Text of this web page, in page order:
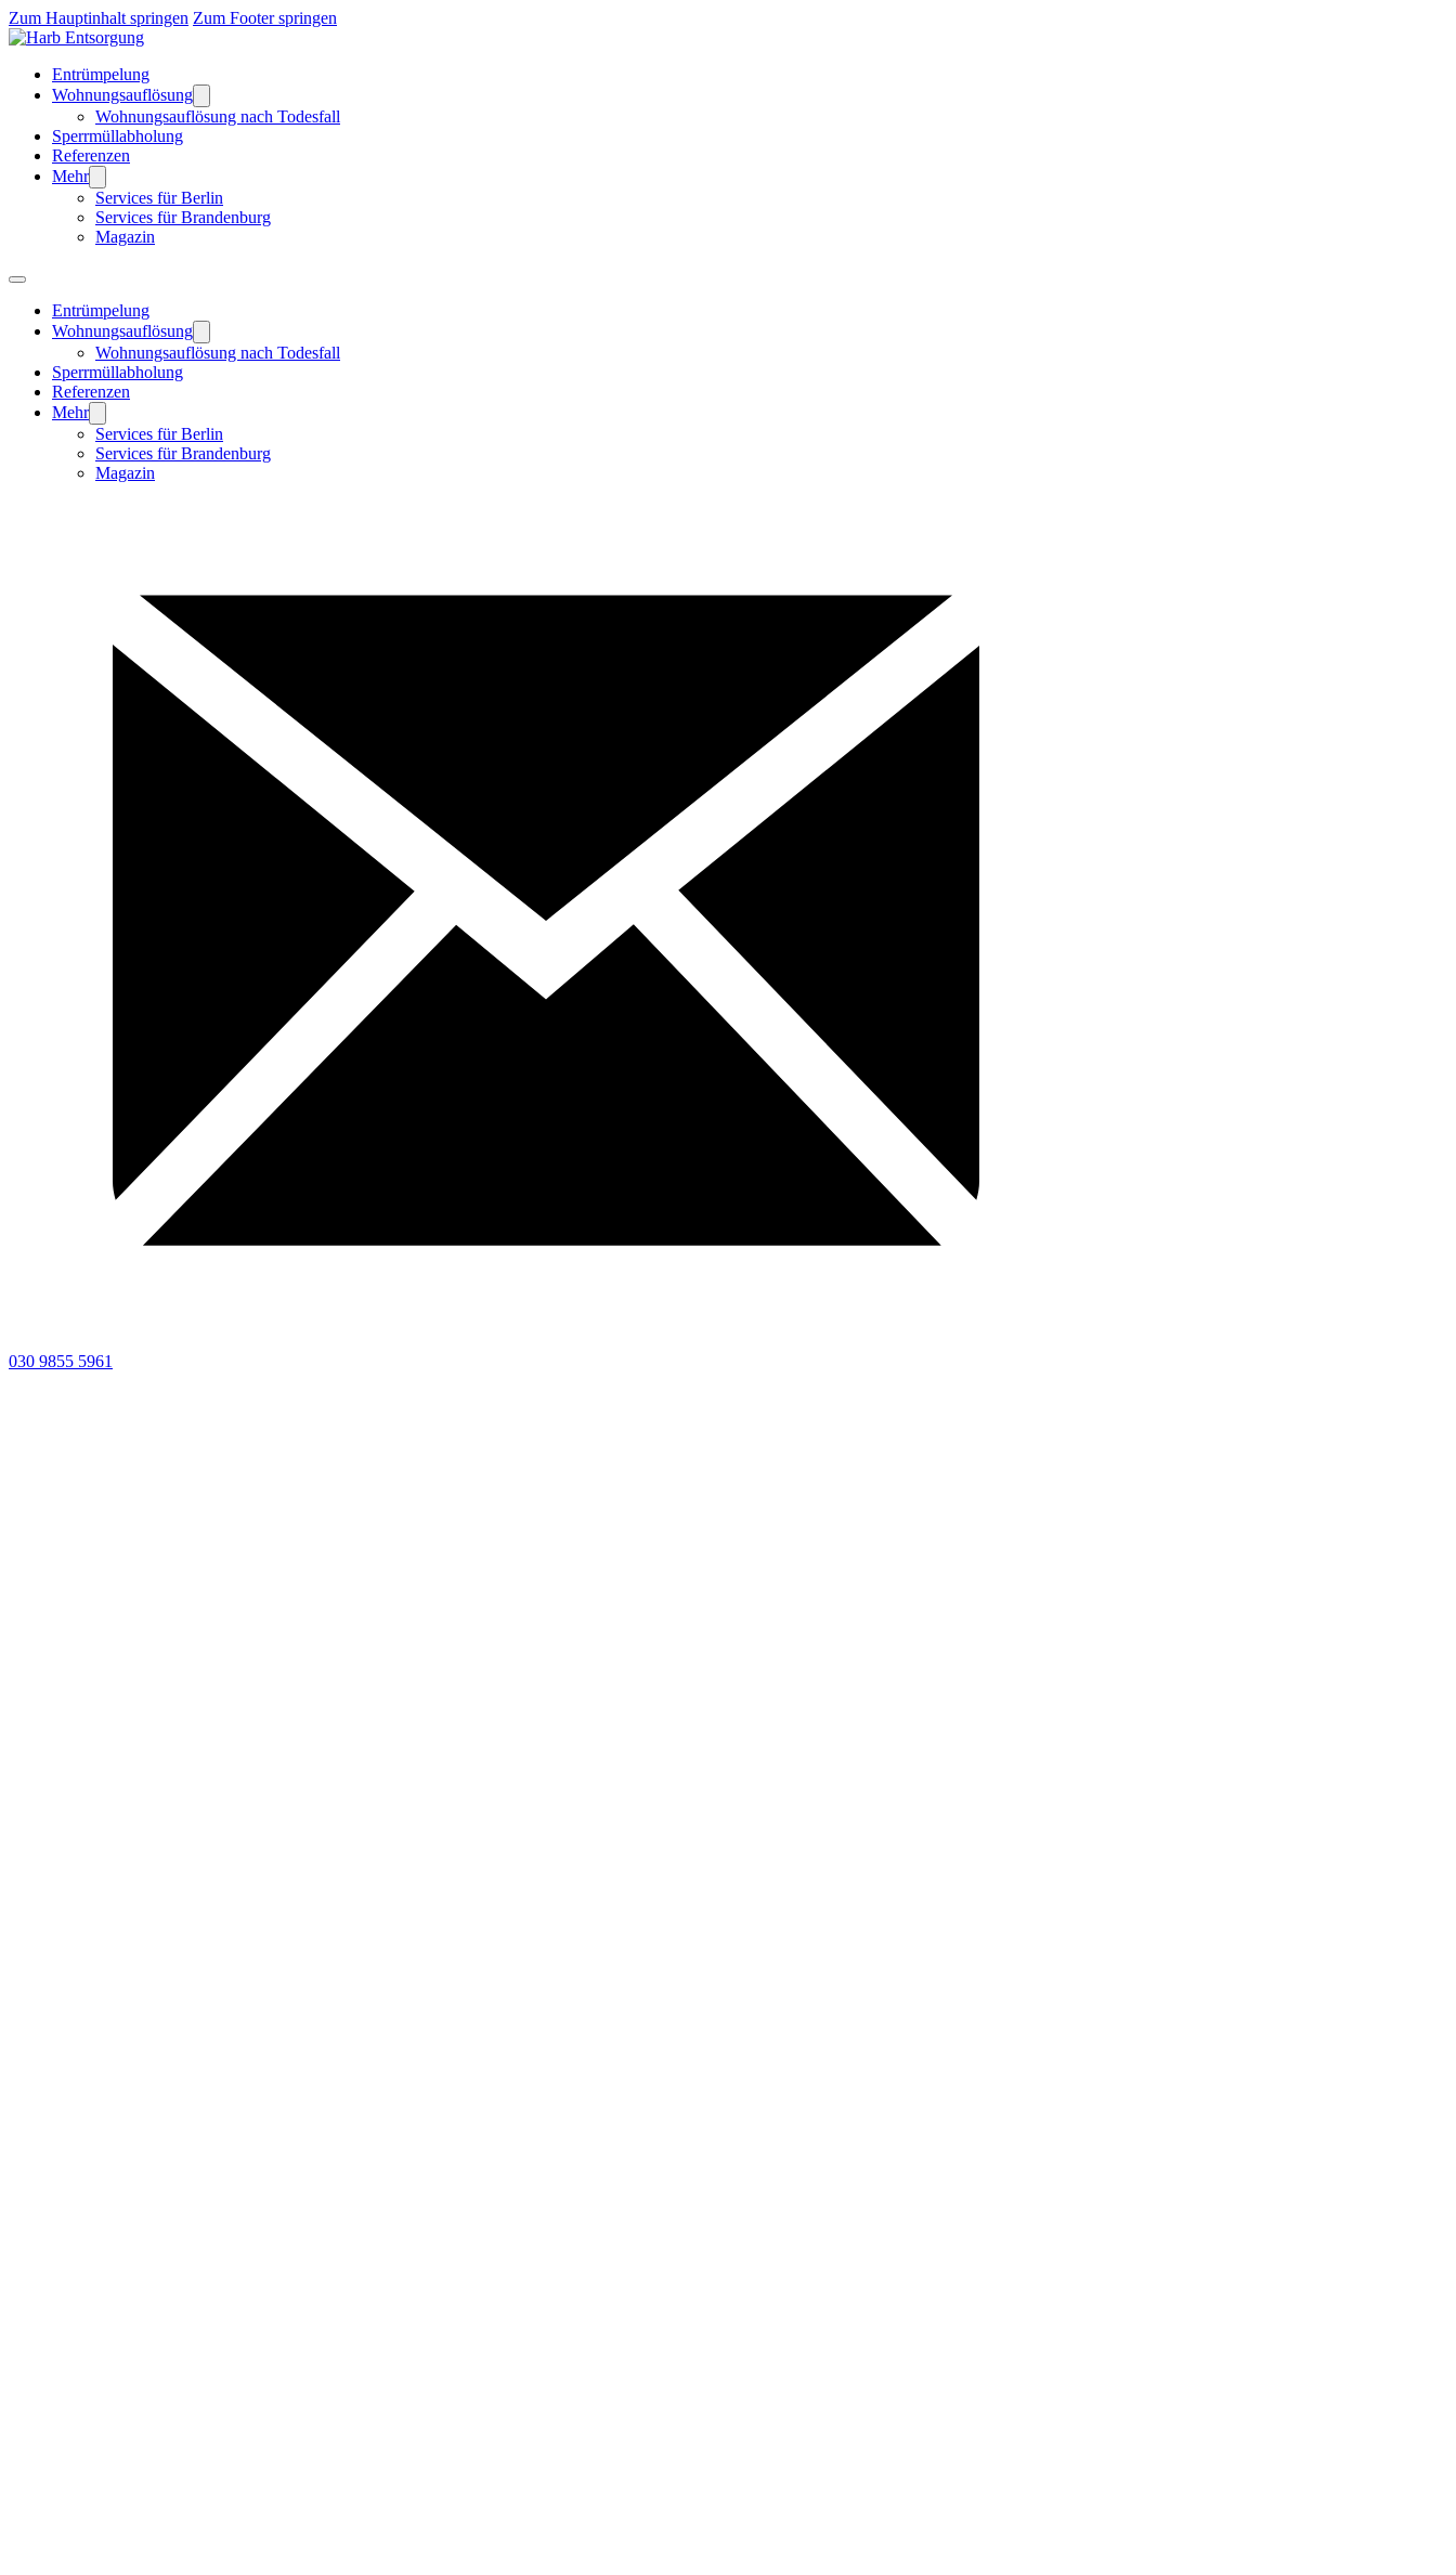
Zum Hauptinhalt springen Zum Footer springen
Entrümpelung
Wohnungsauflösung
Wohnungsauflösung nach Todesfall
Sperrmüllabholung
Referenzen
Mehr
Services für Berlin
Services für Brandenburg
Magazin
Entrümpelung
Wohnungsauflösung
Wohnungsauflösung nach Todesfall
Sperrmüllabholung
Referenzen
Mehr
Services für Berlin
Services für Brandenburg
Magazin
030 9855 5961